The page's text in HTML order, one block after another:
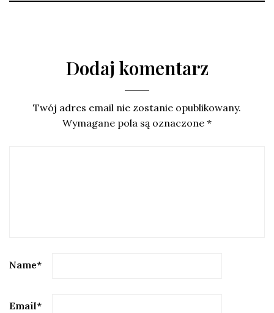
Dodaj komentarz
Twój adres email nie zostanie opublikowany.
Wymagane pola są oznaczone *
Name*
Email*